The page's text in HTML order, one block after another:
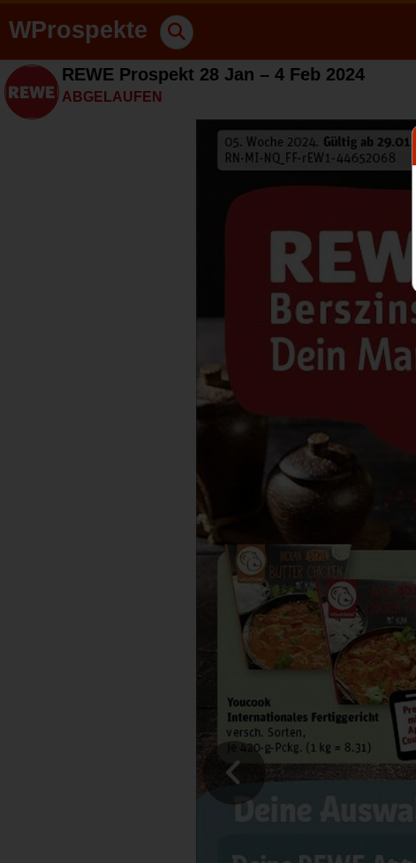
WProspekte
REWE Prospekt 28 Jan – 4 Feb 2024
ABGELAUFEN